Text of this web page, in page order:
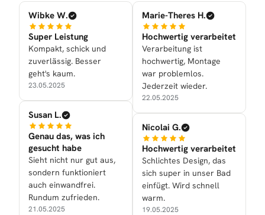
Wibke W.
Super Leistung
Kompakt, schick und
zuverlässig. Besser
geht's kaum.
23.05.2025
Susan L.
Genau das, was ich
gesucht habe
Sieht nicht nur gut aus,
sondern funktioniert
auch einwandfrei.
Rundum zufrieden.
21.05.2025
Marie-Theres H.
Hochwertig verarbeitet
Verarbeitung ist
hochwertig, Montage
war problemlos.
Jederzeit wieder.
22.05.2025
Nicolai G.
Hochwertig verarbeitet
Schlichtes Design, das
sich super in unser Bad
einfügt. Wird schnell
warm.
19.05.2025